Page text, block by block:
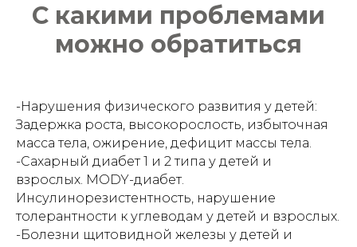
С какими проблемами
можно обратиться
-Нарушения физического развития у детей:
Задержка роста, высокорослость, избыточная
масса тела, ожирение, дефицит массы тела.
-Сахарный диабет 1 и 2 типа у детей и
взрослых. MODY-диабет.
Инсулинорезистентность, нарушение
толерантности к углеводам у детей и взрослых.
-Болезни щитовидной железы у детей и